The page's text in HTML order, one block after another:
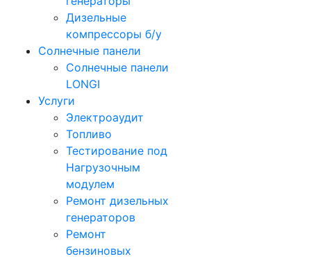
Дизельные
компрессоры б/у
Солнечные панели
Солнечные панели
LONGI
Услуги
Электроаудит
Топливо
Тестирование под
Нагрузочным
модулем
Ремонт дизельных
генераторов
Ремонт
бензиновых